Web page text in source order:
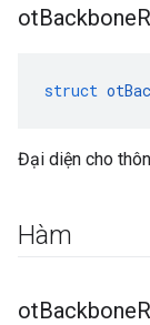
otBackbone
struct
Đại diện cho
Hàm
otBackbone